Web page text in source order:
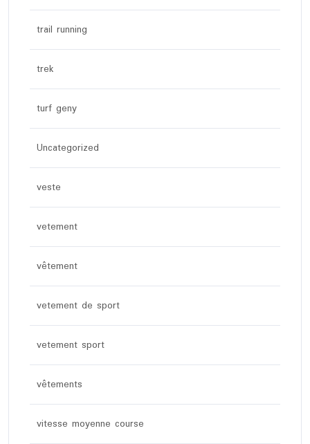
trail running
trek
turf geny
Uncategorized
veste
vetement
vêtement
vetement de sport
vetement sport
vêtements
vitesse moyenne course